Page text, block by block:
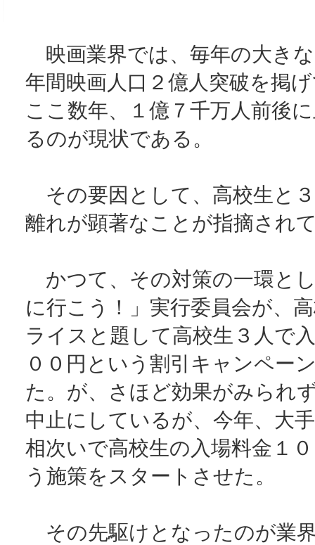
映画業界では、毎年の大き
年間映画人口２億人突破を掲
ここ数年、１億７千万人前後
るのが現状である。
その要因として、高校生と
離れが顕著なことが指摘され
かつて、その対策の一環と
に行こう！」実行委員会が、
ライスと題して高校生３人で
００円という割引キャンペー
た。が、さほど効果がみられ
中止にしているが、今年、大
相次いで高校生の入場料金１
う施策をスタートさせた。
その先駆けとなったのが業